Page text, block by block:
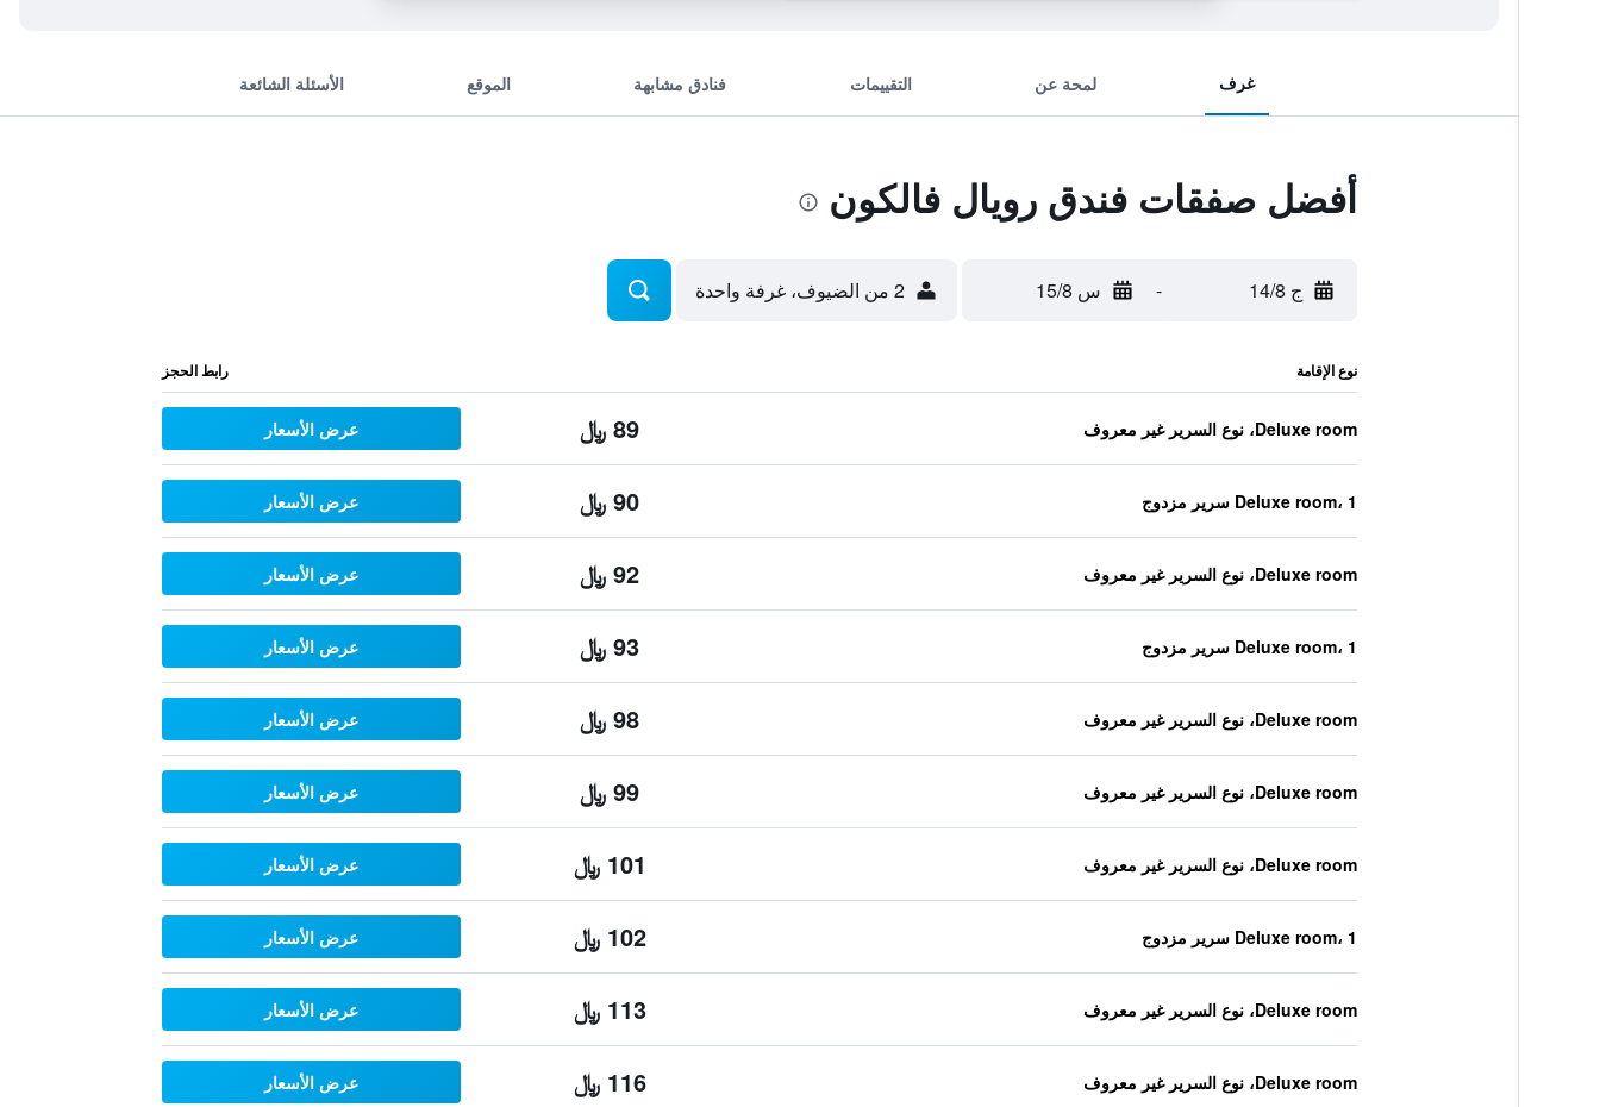
غرف لمحة عن التقييمات فنادق مشابهة الموقع الأسئلة الشائعة
أفضل صفقات فندق رويال فالكون
ج 14/8 - س 15/8 2 من الضيوف، غرفة واحدة
نوع الإقامة رابط الحجز
Deluxe room، نوع السرير غير معروف 89 ﷼ عرض الأسعار
Deluxe room، 1 سرير مزدوج 90 ﷼ عرض الأسعار
Deluxe room، نوع السرير غير معروف 92 ﷼ عرض الأسعار
Deluxe room، 1 سرير مزدوج 93 ﷼ عرض الأسعار
Deluxe room، نوع السرير غير معروف 98 ﷼ عرض الأسعار
Deluxe room، نوع السرير غير معروف 99 ﷼ عرض الأسعار
Deluxe room، نوع السرير غير معروف 101 ﷼ عرض الأسعار
Deluxe room، 1 سرير مزدوج 102 ﷼ عرض الأسعار
Deluxe room، نوع السرير غير معروف 113 ﷼ عرض الأسعار
Deluxe room، نوع السرير غير معروف 116 ﷼ عرض الأسعار